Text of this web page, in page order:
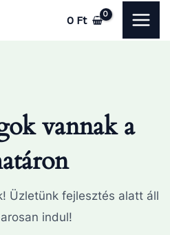
0 Ft
vannak a
Üzletünk fejlesztés alatt áll
indul!